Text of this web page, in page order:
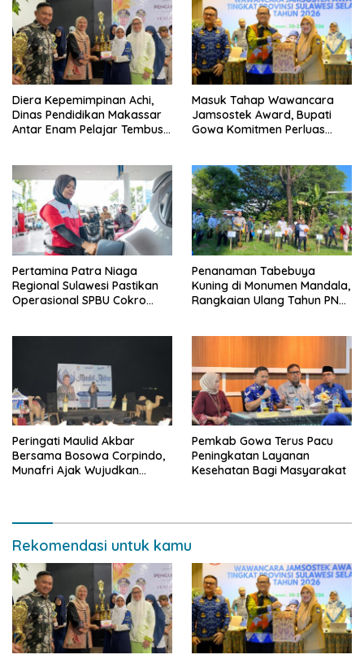
Diera Kepemimpinan Achi,
Dinas Pendidikan Makassar
Antar Enam Pelajar Tembus
Masuk Tahap Wawancara
Jamsostek Award, Bupati
Gowa Komitmen Perluas
Pertamina Patra Niaga
Regional Sulawesi Pastikan
Operasional SPBU Cokro
Penanaman Tabebuya
Kuning di Monumen Mandala,
Rangkaian Ulang Tahun PNM
Peringati Maulid Akbar
Bersama Bosowa Corpindo,
Munafri Ajak Wujudkan
Pemkab Gowa Terus Pacu
Peningkatan Layanan
Kesehatan Bagi Masyarakat
Rekomendasi untuk kamu